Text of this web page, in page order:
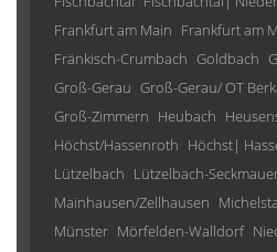
Frankfurt am Main Frankfurt am
Fränkisch-Crumbach Goldbach
Groß-Gerau Groß-Gerau/ OT
Groß-Zimmern Heubach
Höchst/Hassenroth Höchst|
Lützelbach Lützelbach-
Mainhausen/Zellhausen
Münster Mörfelden-Walldorf